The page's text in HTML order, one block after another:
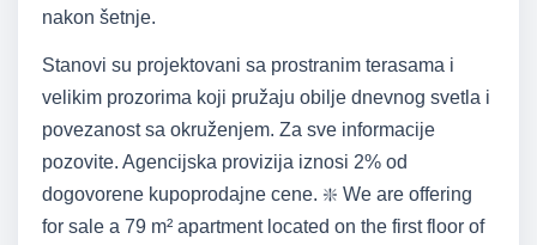
nakon šetnje.
Stanovi su projektovani sa prostranim terasama i
velikim prozorima koji pružaju obilje dnevnog svetla i
povezanost sa okruženjem. Za sve informacije
pozovite. Agencijska provizija iznosi 2% od
dogovorene kupoprodajne cene. ❇️ We are offering
for sale a 79 m² apartment located on the first floor of